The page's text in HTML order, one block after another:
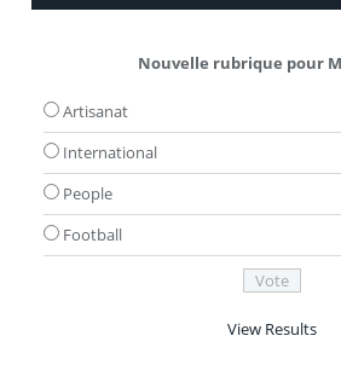
Nouvelle rubrique pour
Artisanat
International
People
Football
View Results